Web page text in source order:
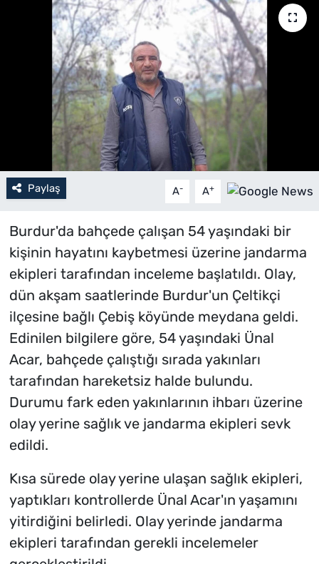
Paylaş A- A+
Burdur'da bahçede çalışan 54 yaşındaki bir
kişinin hayatını kaybetmesi üzerine jandarma
ekipleri tarafından inceleme başlatıldı. Olay,
dün akşam saatlerinde Burdur'un Çeltikçi
ilçesine bağlı Çebiş köyünde meydana geldi.
Edinilen bilgilere göre, 54 yaşındaki Ünal
Acar, bahçede çalıştığı sırada yakınları
tarafından hareketsiz halde bulundu.
Durumu fark eden yakınlarının ihbarı üzerine
olay yerine sağlık ve jandarma ekipleri sevk
edildi.
Kısa sürede olay yerine ulaşan sağlık ekipleri,
yaptıkları kontrollerde Ünal Acar'ın yaşamını
yitirdiğini belirledi. Olay yerinde jandarma
ekipleri tarafından gerekli incelemeler